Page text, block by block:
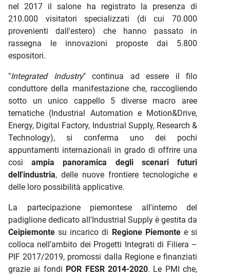
nel 2017 il salone ha registrato la presenza di
210.000 visitatori specializzati (di cui 70.000
provenienti dall'estero) che hanno passato in
rassegna le innovazioni proposte dai 5.800
espositori.
"Integrated Industry" continua ad essere il filo
conduttore della manifestazione che, raccogliendo
sotto un unico cappello 5 diverse macro aree
tematiche (Industrial Automation e Motion&Drive,
Energy, Digital Factory, Industrial Supply, Research &
Technology), si conferma uno dei pochi
appuntamenti internazionali in grado di offrire una
cosìampia panoramica degli scenari futuri
dell'industria, delle nuove frontiere tecnologiche e
delle loro possibilità applicative.
La partecipazione piemontese all'interno del
padiglione dedicato all'Industrial Supply è gestita da
Ceipiemonte su incarico di Regione Piemontee si
colloca nell’ambito dei Progetti Integrati di Filiera –
PIF 2017/2019, promossi dalla Regione e finanziati
grazie ai fondi POR FESR 2014-2020. Le PMI che,